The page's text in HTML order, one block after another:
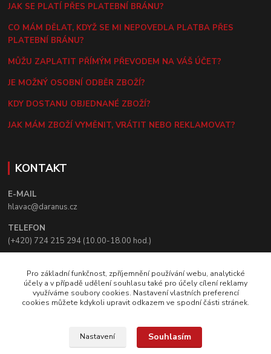
JAK SE PLATÍ PŘES PLATEBNÍ BRÁNU?
CO MÁM DĚLAT, KDYŽ SE MI NEPOVEDLA PLATBA PŘES
PLATEBNÍ BRÁNU?
MŮŽU ZAPLATIT PŘÍMÝM PŘEVODEM NA VÁŠ ÚČET?
JE MOŽNÝ OSOBNÍ ODBĚR ZBOŽÍ?
KDY DOSTANU OBJEDNANÉ ZBOŽÍ?
JAK MÁM ZBOŽÍ VYMĚNIT, VRÁTIT NEBO REKLAMOVAT?
KONTAKT
E-MAIL
hlavac@daranus.cz
TELEFON
(+420) 724 215 294 (10.00-18.00 hod.)
Creative Booster, s.r.o.
K Vizerce 64
164 00 Praha 6
Pro základní funkčnost, zpříjemnění používání webu, analytické
účely a v případě udělení souhlasu také pro účely cílení reklamy
využíváme soubory cookies. Nastavení vlastních preferencí
cookies můžete kdykoli upravit odkazem ve spodní části stránek.
Nastavení Souhlasím